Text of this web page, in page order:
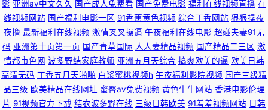
91小仙女思妍 亚洲日韩色性视频 久久人热人 91豆花网页 性交电影 黄色色情
婷婷影院 青青艹狠狠干 91迅雷种子在线观看 91白丝视频 久久色播日本成人
不卡 网站在线观看mv视频 国产一二三视频 瑟瑟av中文 日韩色图第三页 白
丝后入 91舞社官网 久草导航 国产91不卡 成人久久A毛片 美女性生活网站 91
影 亚洲av中文久久 国产成人免费看 国产免费电影 福利在线视频直播 在
线视频网站 国产福利电影一区 91香蕉黄色视频 综合丁香网站 狠狠操夜
夜撸 最新福利在线视频 激情叉叉操逼 午夜福利在线电影 超碰夫妻91无
码 亚洲第十页第一页 国产青草国际 人人妻精品视频 国产精品二三区 激
情都市色网 波多野结家庭教师 亚洲五月天综合 搞爽欧美的逼 欧美日韩
高清无码 丁香五月天啪啪 白浆蜜桃视频h 午夜福利影院视频 国产三级精
品三级 欧美精品在线网址 蜜臀av免费视频 黄色牛牛网站 香港电影伦理
片 91视频官方下载 结衣波多野在线 三级日韩欧美 91羞羞视频网站 日韩